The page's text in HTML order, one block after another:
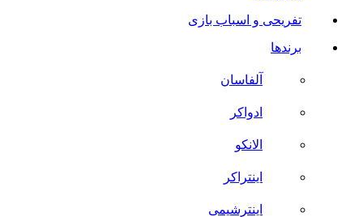
تفریحی و اسباب بازی
برندها
آلفاسان
ادواکر
الانکو
اینتراکر
اینترشیمی